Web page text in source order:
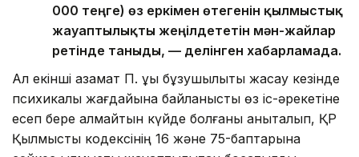
000 теңге) өз еркімен өтегенін қылмыстық
жауаптылықты жеңілдететін мән-жайлар
ретінде таныды, — делінген хабарламада.
Ал екінші азамат П. құқық бұзушылықты жасау кезінде
психикалық жағдайына байланысты өз іс-әрекетіне
есеп бере алмайтын күйде болғаны анықталып, ҚР
Қылмыстық кодексінің 16 және 75-баптарына